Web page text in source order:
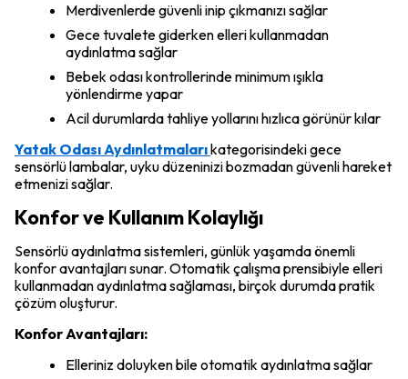
Merdivenlerde güvenli inip çıkmanızı sağlar
Gece tuvalete giderken elleri kullanmadan
aydınlatma sağlar
Bebek odası kontrollerinde minimum ışıkla
yönlendirme yapar
Acil durumlarda tahliye yollarını hızlıca görünür kılar
Yatak Odası Aydınlatmalarıkategorisindeki gece
sensörlü lambalar, uyku düzeninizi bozmadan güvenli hareket
etmenizi sağlar.
Konfor ve Kullanım Kolaylığı
Sensörlü aydınlatma sistemleri, günlük yaşamda önemli
konfor avantajları sunar. Otomatik çalışma prensibiyle elleri
kullanmadan aydınlatma sağlaması, birçok durumda pratik
çözüm oluşturur.
Konfor Avantajları:
Elleriniz doluyken bile otomatik aydınlatma sağlar